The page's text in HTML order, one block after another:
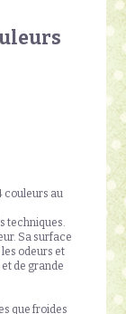
couleurs au
techniques.
Sa surface
odeurs et
de grande
que froides